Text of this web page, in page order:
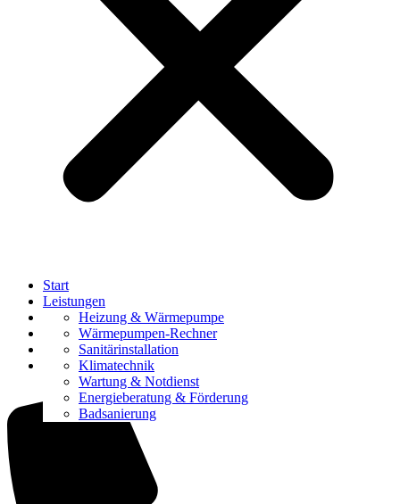
Start
Leistungen
Heizung & Wärmepumpe
Wärmepumpen-Rechner
Sanitärinstallation
Klimatechnik
Wartung & Notdienst
Energieberatung & Förderung
Badsanierung
Referenzen
Über uns
Karriere
Kontakt